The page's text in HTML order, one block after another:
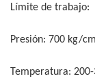
Límite de trabajo:
Presión: 700 kg/
Temperatura: